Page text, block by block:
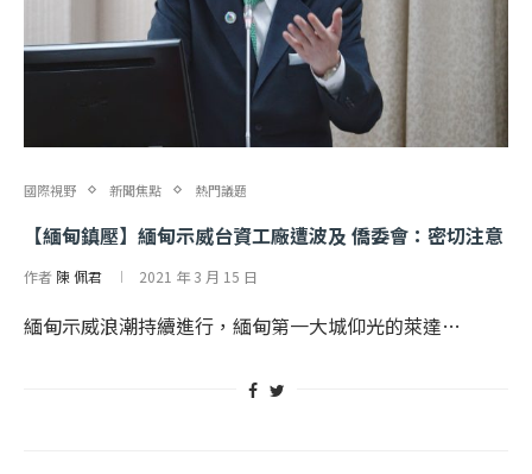
國際視野 新聞焦點 熱門議題
【緬甸鎮壓】緬甸示威台資工廠遭波及 僑委會：密切注意
作者 陳 佩君 2021 年 3 月 15 日
緬甸示威浪潮持續進行，緬甸第一大城仰光的萊達…